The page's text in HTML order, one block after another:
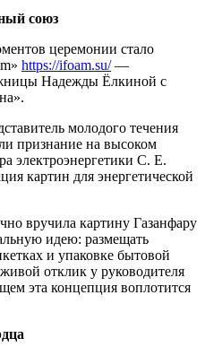
союз
церемонии стало
https://ifoam.su/—
Надежды Ёлкиной с
молодого течения
признание на высоком
электроэнергетики С. Е.
картин для энергетической
вручила картину Газанфару
идею: размещать
и упаковке бытовой
отклик у руководителя
эта концепция воплотится